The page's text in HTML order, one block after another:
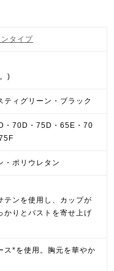
タイプ
)
ティグリーン・ブラック
・70D・75D・65E・70
・ポリウレタン
テンを使用し、カップが
かりとバストを寄せ上げ
ス*を使用。胸元を華やか